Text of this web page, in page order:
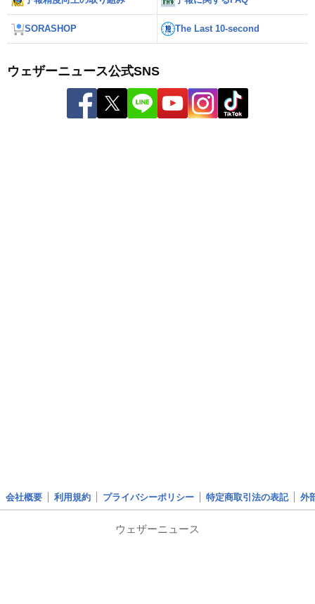
SORASHOP The Last 10-second
ウェザーニュース公式SNS
会社概要 利用規約 プライバシーポリシー 特定商取引法の表記 外
ウェザーニュース